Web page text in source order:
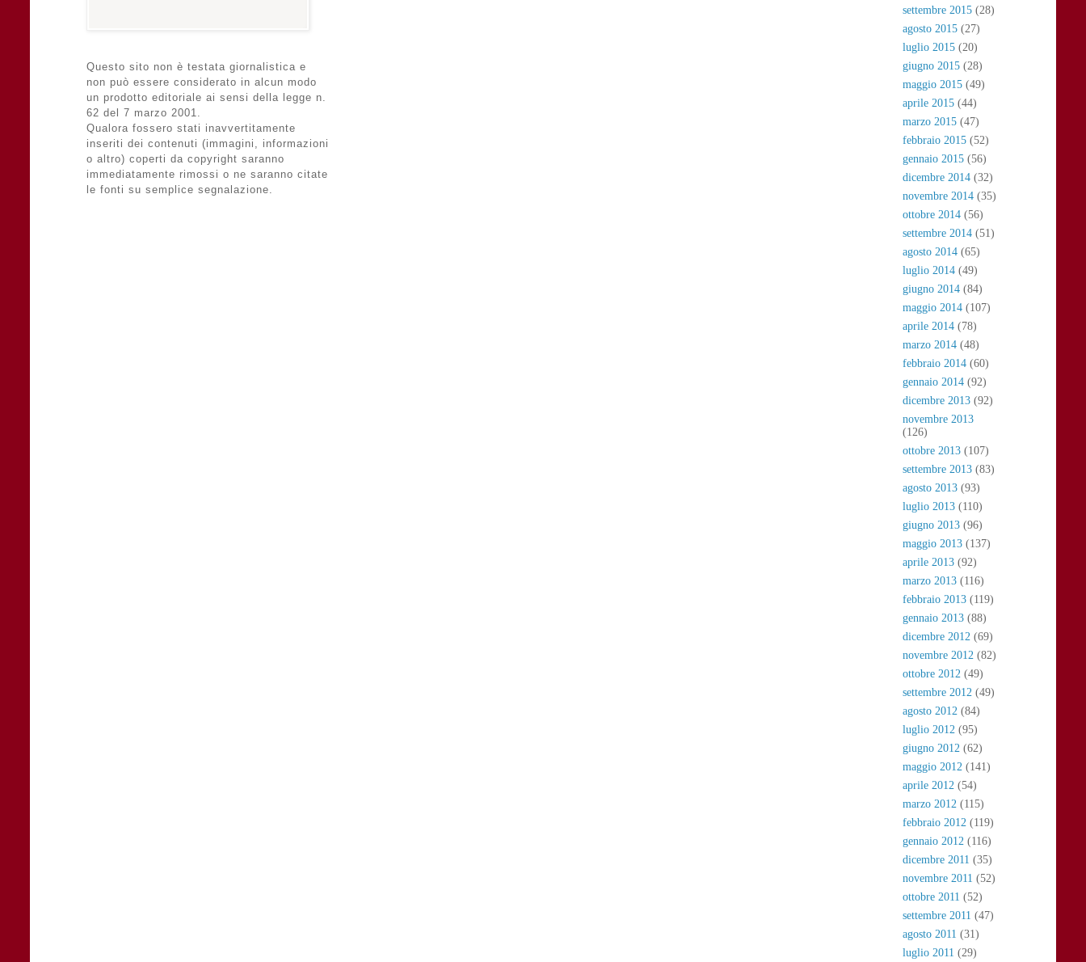
Questo sito non è testata giornalistica e
non può essere considerato in alcun modo
un prodotto editoriale ai sensi della legge n.
62 del 7 marzo 2001.
Qualora fossero stati inavvertitamente
inseriti dei contenuti (immagini, informazioni
o altro) coperti da copyright saranno
immediatamente rimossi o ne saranno citate
le fonti su semplice segnalazione.
settembre 2015 (28)
agosto 2015 (27)
luglio 2015 (20)
giugno 2015 (28)
maggio 2015 (49)
aprile 2015 (44)
marzo 2015 (47)
febbraio 2015 (52)
gennaio 2015 (56)
dicembre 2014 (32)
novembre 2014 (35)
ottobre 2014 (56)
settembre 2014 (51)
agosto 2014 (65)
luglio 2014 (49)
giugno 2014 (84)
maggio 2014 (107)
aprile 2014 (78)
marzo 2014 (48)
febbraio 2014 (60)
gennaio 2014 (92)
dicembre 2013 (92)
novembre 2013
(126)
ottobre 2013 (107)
settembre 2013 (83)
agosto 2013 (93)
luglio 2013 (110)
giugno 2013 (96)
maggio 2013 (137)
aprile 2013 (92)
marzo 2013 (116)
febbraio 2013 (119)
gennaio 2013 (88)
dicembre 2012 (69)
novembre 2012 (82)
ottobre 2012 (49)
settembre 2012 (49)
agosto 2012 (84)
luglio 2012 (95)
giugno 2012 (62)
maggio 2012 (141)
aprile 2012 (54)
marzo 2012 (115)
febbraio 2012 (119)
gennaio 2012 (116)
dicembre 2011 (35)
novembre 2011 (52)
ottobre 2011 (52)
settembre 2011 (47)
agosto 2011 (31)
luglio 2011 (29)